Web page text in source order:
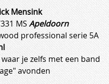
Mensink
MSApeldoorn
professional serie 5A
je zelfs met een band
avonden